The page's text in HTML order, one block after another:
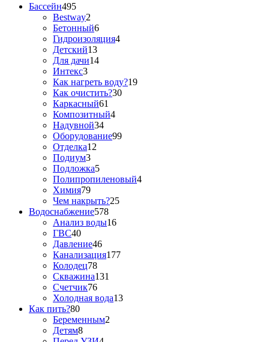
Бассейн495
Bestway2
Бетонный6
Гидроизоляция4
Детский13
Для дачи14
Интекс3
Как нагреть воду?19
Как очистить?30
Каркасный61
Композитный4
Надувной34
Оборудование99
Отделка12
Подиум3
Подложка5
Полипропиленовый4
Химия79
Чем накрыть?25
Водоснабжение578
Анализ воды16
ГВС40
Давление46
Канализация177
Колодец78
Скважина131
Счетчик76
Холодная вода13
Как пить?80
Беременным2
Детям8